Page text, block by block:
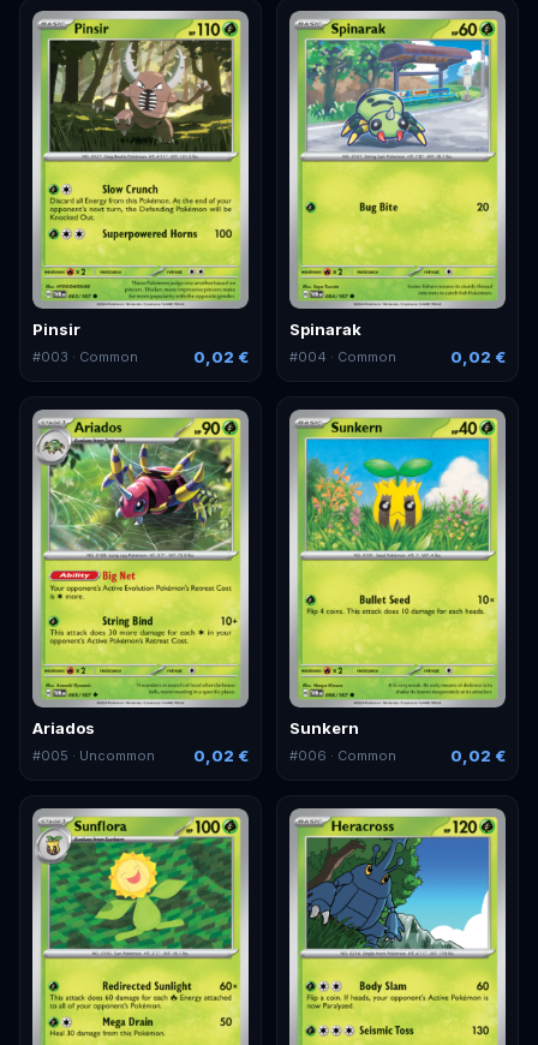
Pinsir
#003 · Common 0,02 €
Spinarak
#004 · Common 0,02 €
Ariados
#005 · Uncommon 0,02 €
Sunkern
#006 · Common 0,02 €